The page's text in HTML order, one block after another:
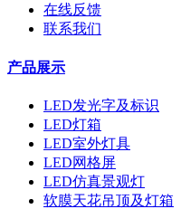
在线反馈
联系我们
产品展示
LED发光字及标识
LED灯箱
LED室外灯具
LED网格屏
LED仿真景观灯
软膜天花吊顶及灯箱